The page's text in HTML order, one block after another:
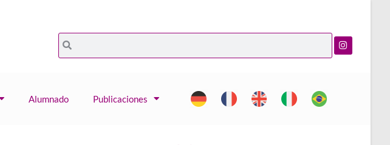
Alumnado Publicaciones